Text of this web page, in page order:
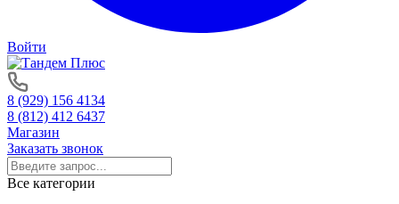
Войти
8 (929) 156 4134
8 (812) 412 6437
Магазин
Заказать звонок
Все категории